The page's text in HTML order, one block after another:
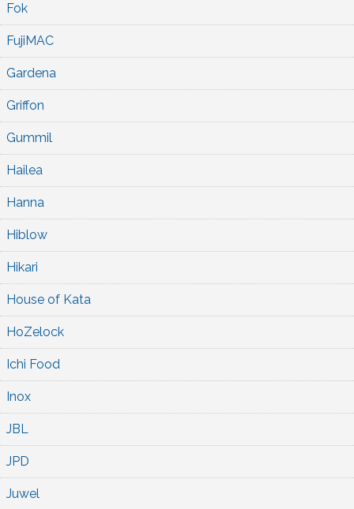
Fok
FujiMAC
Gardena
Griffon
Gummil
Hailea
Hanna
Hiblow
Hikari
House of Kata
HoZelock
Ichi Food
Inox
JBL
JPD
Juwel